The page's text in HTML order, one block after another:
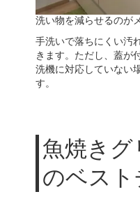
洗い物を減らせるのが
手洗いで落ちにくい汚
きます。ただし、蓋が
洗機に対応していない
す。
魚焼きグ
のベスト